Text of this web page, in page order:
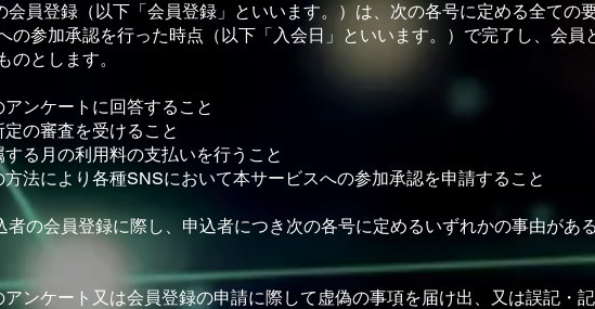
会員登録（以下「会員登録」といいます。）は、次の各号に定める全ての
の参加承認を⾏った時点（以下「⼊会⽇」といいます。）で完了し、会員
のとします。
アンケートに回答すること
定の審査を受けること
する⽉の利⽤料の⽀払いを⾏うこと
⽅法により各種SNSにおいて本サービスへの参加承認を申請すること
者の会員登録に際し、申込者につき次の各号に定めるいずれかの事由があ
ンケート⼜は会員登録の申請に際して虚偽の事項を届け出、⼜は誤記・